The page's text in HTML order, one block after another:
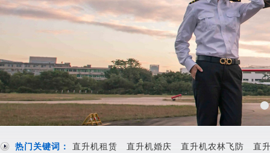
热门关键词： 直升机租赁 直升机婚庆 直升机农林飞防 直